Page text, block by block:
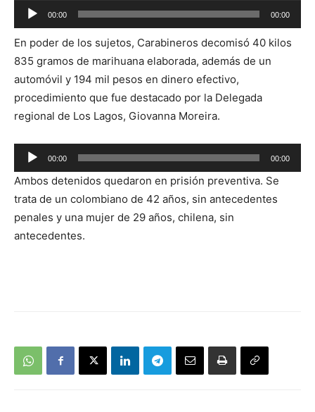
Reproductor
de
audio
00:00 00:00
En poder de los sujetos, Carabineros decomisó 40 kilos
835 gramos de marihuana elaborada, además de un
automóvil y 194 mil pesos en dinero efectivo,
procedimiento que fue destacado por la Delegada
regional de Los Lagos, Giovanna Moreira.
Reproductor
de
audio
00:00 00:00
Ambos detenidos quedaron en prisión preventiva. Se
trata de un colombiano de 42 años, sin antecedentes
penales y una mujer de 29 años, chilena, sin
antecedentes.